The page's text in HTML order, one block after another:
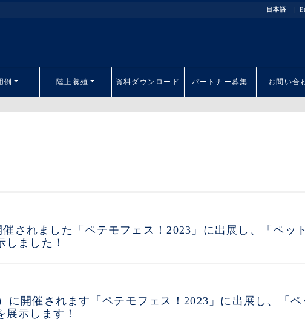
日本語
例 陸上養殖 資料ダウンロード パートナー募集 お問い合
されました「ペテモフェス！2023」に出展し、「ペッ
ました！
に開催されます「ペテモフェス！2023」に出展し、「ペ
展示します！